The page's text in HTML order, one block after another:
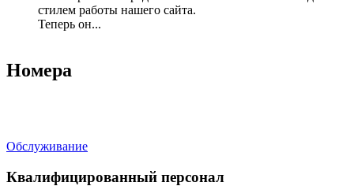
стилем работы нашего сайта.
Теперь он...
Номера
Обслуживание
Квалифицированный персонал